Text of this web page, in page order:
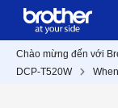
Chào mừng đến với
DCP-T520W